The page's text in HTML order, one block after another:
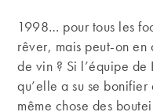
à
1998… pour tous les
rêver, mais peut-on en
de vin ? Si l’équipe de
qu’elle a su se
même chose des